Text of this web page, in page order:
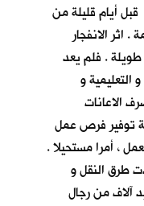
أيام قليلة من
نسمة . اثر الانفجار
طويلة . فلم يعد
و
الاعانات
توفير فرص عمل
، أمرا مستحيلا .
طرق النقل و
آلاف من رجال